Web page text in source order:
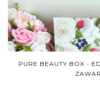
PURE BEAUTY BOX -